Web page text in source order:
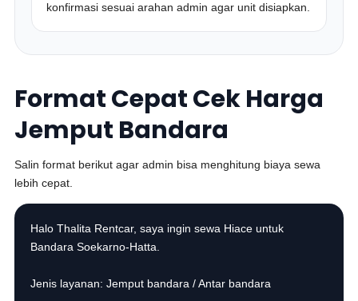
konfirmasi sesuai arahan admin agar unit disiapkan.
Format Cepat Cek Harga
Jemput Bandara
Salin format berikut agar admin bisa menghitung biaya sewa
lebih cepat.
Halo Thalita Rentcar, saya ingin sewa Hiace untuk
Bandara Soekarno-Hatta.
Jenis layanan: Jemput bandara / Antar bandara